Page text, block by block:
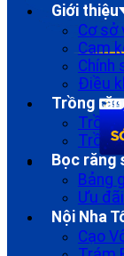
Giới thiệu
Cơ sở
Cam
Chính
Điều
Trồng
Trồng
Trồng
Bọc răng
Bảng
Ưu
Nội Nha
Cạo